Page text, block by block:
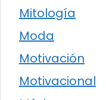
Mitología
Moda
Motivación
Motivacional